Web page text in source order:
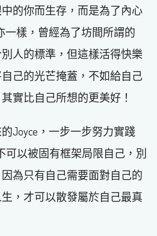
的你而生存，而是為了內心
一樣，曾經為了坊間所謂的
人的標準，但這樣活得快樂
己的光芒掩蓋，不如給自己
實比自己所想的更美好！
Joyce，一步一步努力實踐
可以被固有框架局限自己，別
為只有自己需要面對自己的
，才可以散發屬於自己最真